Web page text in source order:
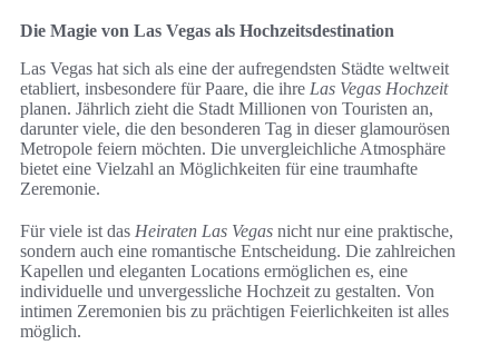
Die Magie von Las Vegas als Hochzeitsdestination
Las Vegas hat sich als eine der aufregendsten Städte weltweit
etabliert, insbesondere für Paare, die ihre Las Vegas Hochzeit
planen. Jährlich zieht die Stadt Millionen von Touristen an,
darunter viele, die den besonderen Tag in dieser glamourösen
Metropole feiern möchten. Die unvergleichliche Atmosphäre
bietet eine Vielzahl an Möglichkeiten für eine traumhafte
Zeremonie.
Für viele ist das Heiraten Las Vegas nicht nur eine praktische,
sondern auch eine romantische Entscheidung. Die zahlreichen
Kapellen und eleganten Locations ermöglichen es, eine
individuelle und unvergessliche Hochzeit zu gestalten. Von
intimen Zeremonien bis zu prächtigen Feierlichkeiten ist alles
möglich.